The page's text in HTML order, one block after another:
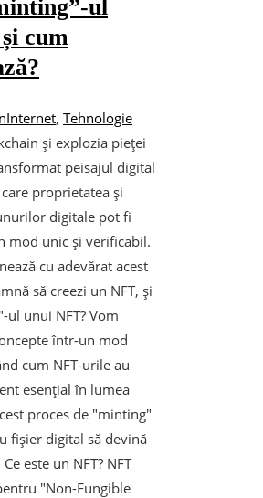
ul
cum
Internet, Tehnologie
și explozia pieței
peisajul digital
proprietatea și
digitale pot fi
mod unic și verificabil.
cu adevărat acest
să creezi un NFT, și
ul unui NFT? Vom
într-un mod
cum NFT-urile au
esențial în lumea
proces de "minting"
fișier digital să devină
este un NFT? NFT
"Non-Fungible